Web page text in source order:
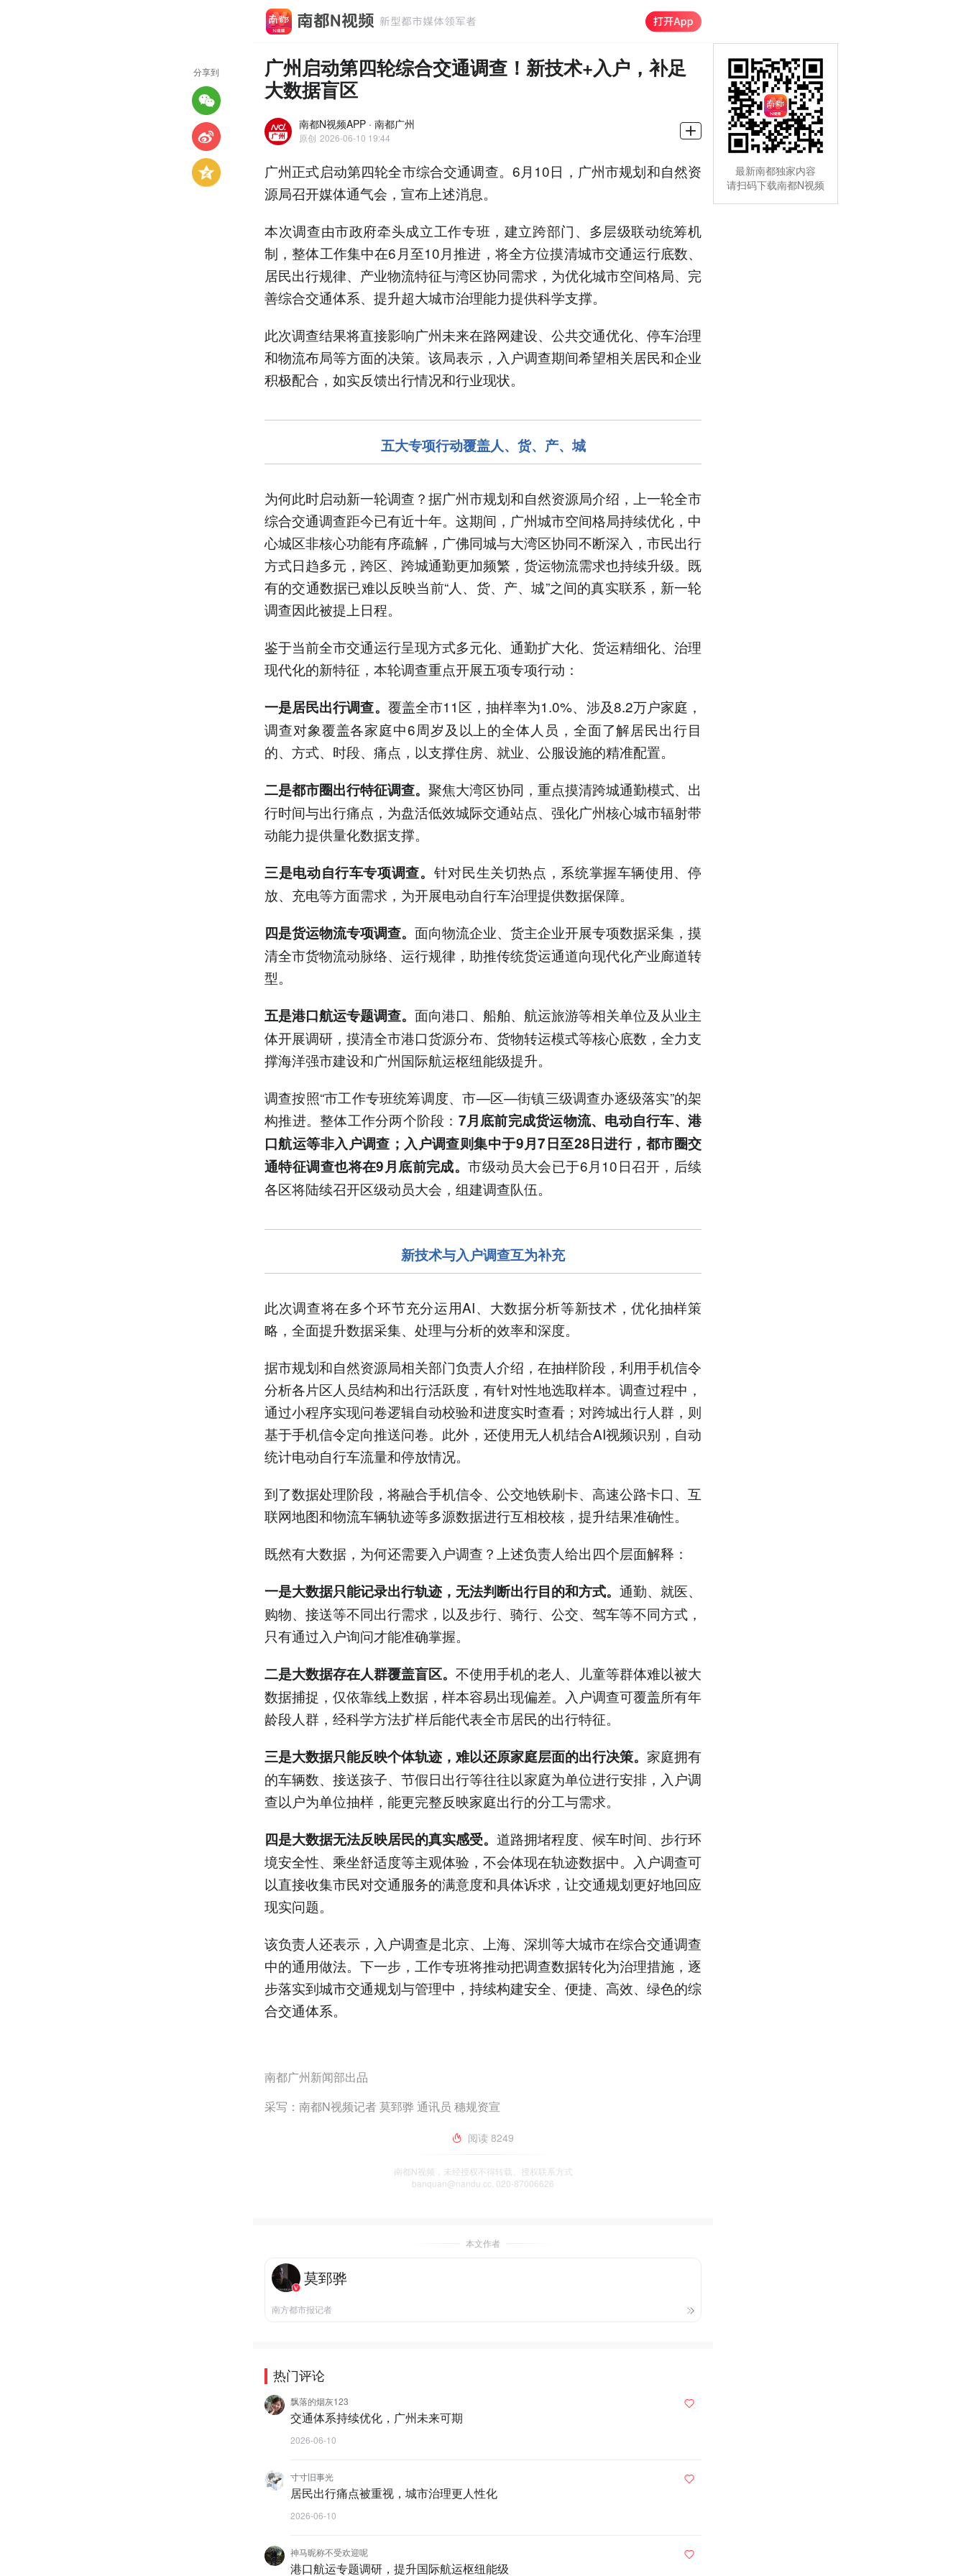
广州启动第四轮综合交通调查！新技术+入户，补足
大数据盲区
南都N视频APP · 南都广州
原创 2026-06-10 19:44
广州正式启动第四轮全市综合交通调查。6月10日，广州市规划和自然资
源局召开媒体通气会，宣布上述消息。
本次调查由市政府牵头成立工作专班，建立跨部门、多层级联动统筹机
制，整体工作集中在6月至10月推进，将全方位摸清城市交通运行底数、
居民出行规律、产业物流特征与湾区协同需求，为优化城市空间格局、完
善综合交通体系、提升超大城市治理能力提供科学支撑。
此次调查结果将直接影响广州未来在路网建设、公共交通优化、停车治理
和物流布局等方面的决策。该局表示，入户调查期间希望相关居民和企业
积极配合，如实反馈出行情况和行业现状。
五大专项行动覆盖人、货、产、城
为何此时启动新一轮调查？据广州市规划和自然资源局介绍，上一轮全市
综合交通调查距今已有近十年。这期间，广州城市空间格局持续优化，中
心城区非核心功能有序疏解，广佛同城与大湾区协同不断深入，市民出行
方式日趋多元，跨区、跨城通勤更加频繁，货运物流需求也持续升级。既
有的交通数据已难以反映当前“人、货、产、城”之间的真实联系，新一轮
调查因此被提上日程。
鉴于当前全市交通运行呈现方式多元化、通勤扩大化、货运精细化、治理
现代化的新特征，本轮调查重点开展五项专项行动：
一是居民出行调查。 覆盖全市11区，抽样率为1.0%、涉及8.2万户家庭，
调查对象覆盖各家庭中6周岁及以上的全体人员，全面了解居民出行目
的、方式、时段、痛点，以支撑住房、就业、公服设施的精准配置。
二是都市圈出行特征调查。 聚焦大湾区协同，重点摸清跨城通勤模式、出
行时间与出行痛点，为盘活低效城际交通站点、强化广州核心城市辐射带
动能力提供量化数据支撑。
三是电动自行车专项调查。 针对民生关切热点，系统掌握车辆使用、停
放、充电等方面需求，为开展电动自行车治理提供数据保障。
四是货运物流专项调查。 面向物流企业、货主企业开展专项数据采集，摸
清全市货物流动脉络、运行规律，助推传统货运通道向现代化产业廊道转
型。
五是港口航运专题调查。 面向港口、船舶、航运旅游等相关单位及从业主
体开展调研，摸清全市港口货源分布、货物转运模式等核心底数，全力支
撑海洋强市建设和广州国际航运枢纽能级提升。
调查按照“市工作专班统筹调度、市—区—街镇三级调查办逐级落实”的架
构推进。整体工作分两个阶段： 7月底前完成货运物流、电动自行车、港
口航运等非入户调查；入户调查则集中于9月7日至28日进行，都市圈交
通特征调查也将在9月底前完成。市级动员大会已于6月10日召开，后续
各区将陆续召开区级动员大会，组建调查队伍。
新技术与入户调查互为补充
此次调查将在多个环节充分运用AI、大数据分析等新技术，优化抽样策
略，全面提升数据采集、处理与分析的效率和深度。
据市规划和自然资源局相关部门负责人介绍，在抽样阶段，利用手机信令
分析各片区人员结构和出行活跃度，有针对性地选取样本。调查过程中，
通过小程序实现问卷逻辑自动校验和进度实时查看；对跨城出行人群，则
基于手机信令定向推送问卷。此外，还使用无人机结合AI视频识别，自动
统计电动自行车流量和停放情况。
到了数据处理阶段，将融合手机信令、公交地铁刷卡、高速公路卡口、互
联网地图和物流车辆轨迹等多源数据进行互相校核，提升结果准确性。
既然有大数据，为何还需要入户调查？上述负责人给出四个层面解释：
一是大数据只能记录出行轨迹，无法判断出行目的和方式。 通勤、就医、
购物、接送等不同出行需求，以及步行、骑行、公交、驾车等不同方式，
只有通过入户询问才能准确掌握。
二是大数据存在人群覆盖盲区。 不使用手机的老人、儿童等群体难以被大
数据捕捉，仅依靠线上数据，样本容易出现偏差。入户调查可覆盖所有年
龄段人群，经科学方法扩样后能代表全市居民的出行特征。
三是大数据只能反映个体轨迹，难以还原家庭层面的出行决策。 家庭拥有
的车辆数、接送孩子、节假日出行等往往以家庭为单位进行安排，入户调
查以户为单位抽样，能更完整反映家庭出行的分工与需求。
四是大数据无法反映居民的真实感受。 道路拥堵程度、候车时间、步行环
境安全性、乘坐舒适度等主观体验，不会体现在轨迹数据中。入户调查可
以直接收集市民对交通服务的满意度和具体诉求，让交通规划更好地回应
现实问题。
该负责人还表示，入户调查是北京、上海、深圳等大城市在综合交通调查
中的通用做法。下一步，工作专班将推动把调查数据转化为治理措施，逐
步落实到城市交通规划与管理中，持续构建安全、便捷、高效、绿色的综
合交通体系。
南都广州新闻部出品
采写：南都N视频记者 莫郅骅 通讯员 穗规资宣
阅读 8249
南都N视频，未经授权不得转载、授权联系方式
banquan@nandu.cc. 020-87006626
本文作者
莫郅骅
南方都市报记者
热门评论
飘落的烟灰123
交通体系持续优化，广州未来可期
2026-06-10
寸寸旧事光
居民出行痛点被重视，城市治理更人性化
2026-06-10
神马昵称不受欢迎呢
港口航运专题调研，提升国际航运枢纽能级
分享到
最新南都独家内容
请扫码下载南都N视频